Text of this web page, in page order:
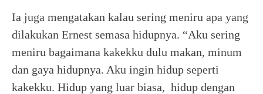
Ia juga mengatakan kalau sering meniru apa yang
dilakukan Ernest semasa hidupnya. “Aku sering
meniru bagaimana kakekku dulu makan, minum
dan gaya hidupnya. Aku ingin hidup seperti
kakekku. Hidup yang luar biasa, hidup dengan